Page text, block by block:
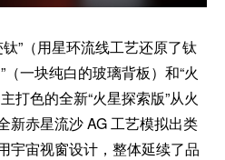
”（用星环流线工艺还原了钛
一块纯白的玻璃背板）和“火
打色的全新“火星探索版”从火
新赤星流沙 AG 工艺模拟出类
宇宙视窗设计，整体延续了品